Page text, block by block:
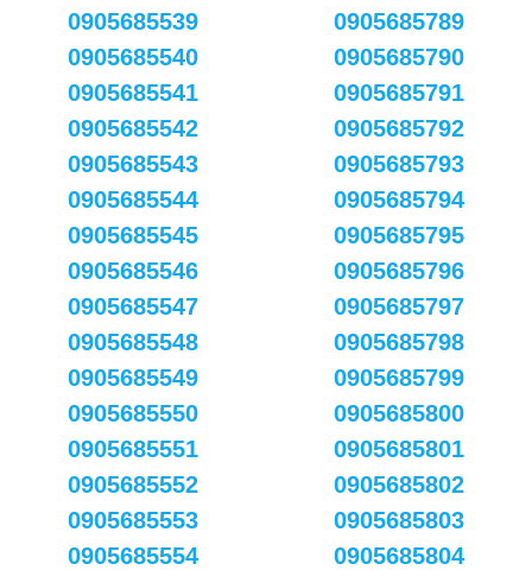
0905685539
0905685540
0905685541
0905685542
0905685543
0905685544
0905685545
0905685546
0905685547
0905685548
0905685549
0905685550
0905685551
0905685552
0905685553
0905685554
0905685789
0905685790
0905685791
0905685792
0905685793
0905685794
0905685795
0905685796
0905685797
0905685798
0905685799
0905685800
0905685801
0905685802
0905685803
0905685804